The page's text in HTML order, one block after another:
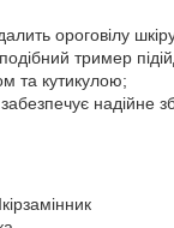
ороговілу
тример
та кутикулою;
надійне